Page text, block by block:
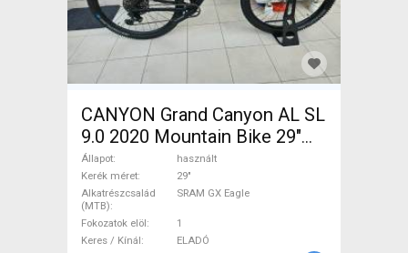
CANYON Grand Canyon AL SL
9.0 2020 Mountain Bike 29"
elöl teleszkópos SRAM GX
Eagle használt ELADÓ
Állapot
használt
Kerék méret
29"
Alkatrészcsalád
(MTB)
SRAM GX Eagle
Fokozatok elöl
1
Keres / Kínál
ELADÓ